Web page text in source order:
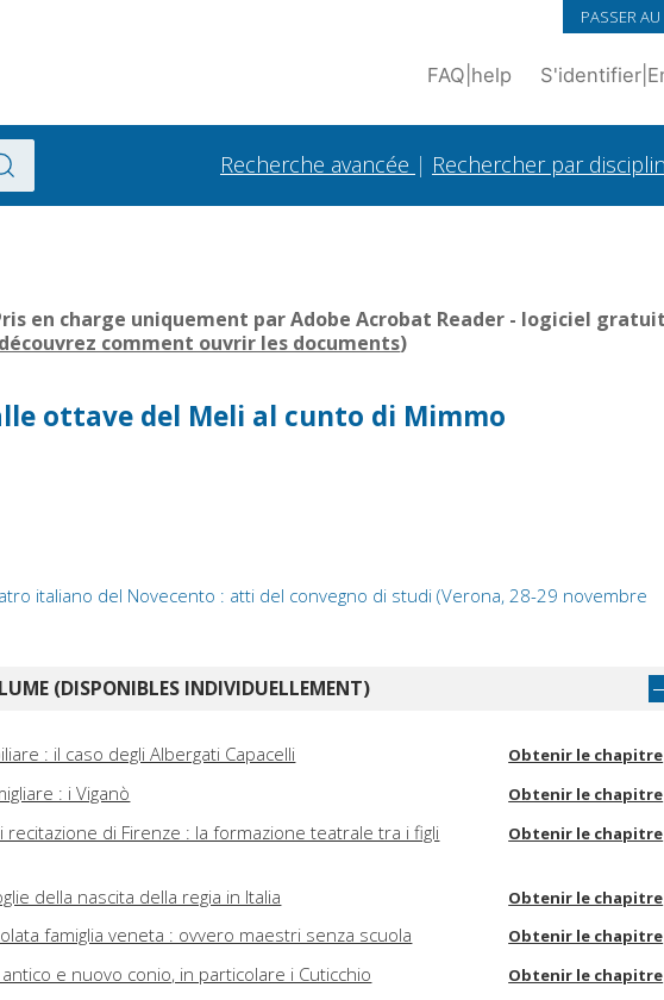
PASSER
FAQ help S'identifier
Recherche avancée | Rechercher par
en charge uniquement par Adobe Acrobat Reader - logiciel
découvrez comment ouvrir les documents)
ottave del Meli al cunto di Mimmo
italiano del Novecento : atti del convegno di studi (Verona, 28-29 novembre
(DISPONIBLES INDIVIDUELLEMENT)
: il caso degli Albergati Capacelli Obtenir le chapitre
: i Viganò Obtenir le chapitre
recitazione di Firenze : la formazione teatrale tra i figli
Obtenir le chapitre
della nascita della regia in Italia Obtenir le chapitre
famiglia veneta : ovvero maestri senza scuola Obtenir le chapitre
e nuovo conio, in particolare i Cuticchio Obtenir le chapitre